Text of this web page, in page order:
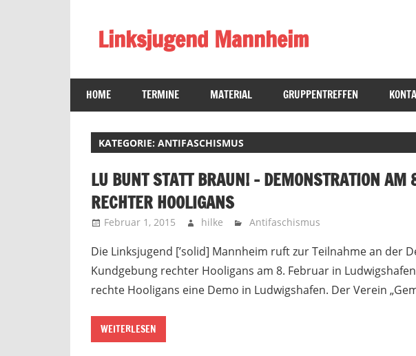
springenLinksjugend Mannheim
Seite
der
Linksjugend
Mannheim
HOME TERMINE MATERIAL GRUPPENTREFFEN
KATEGORIE:ANTIFASCHISMUS
LU BUNT STATT BRAUN! – DEMONSTRATION AM
RECHTER HOOLIGANS
Februar 1, 2015 hilke Antifaschismus
Die Linksjugend [’solid] Mannheim ruft zur Teilnahme an der
Kundgebung rechter Hooligans am 8. Februar in
rechte Hooligans eine Demo in Ludwigshafen. Der Verein
WEITERLESEN